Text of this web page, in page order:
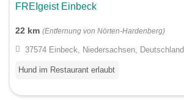
FREIgeist Einbeck
22 km (Entfernung von Nörten-Hardenberg)
37574 Einbeck, Niedersachsen, Deutschland
Hund im Restaurant erlaubt